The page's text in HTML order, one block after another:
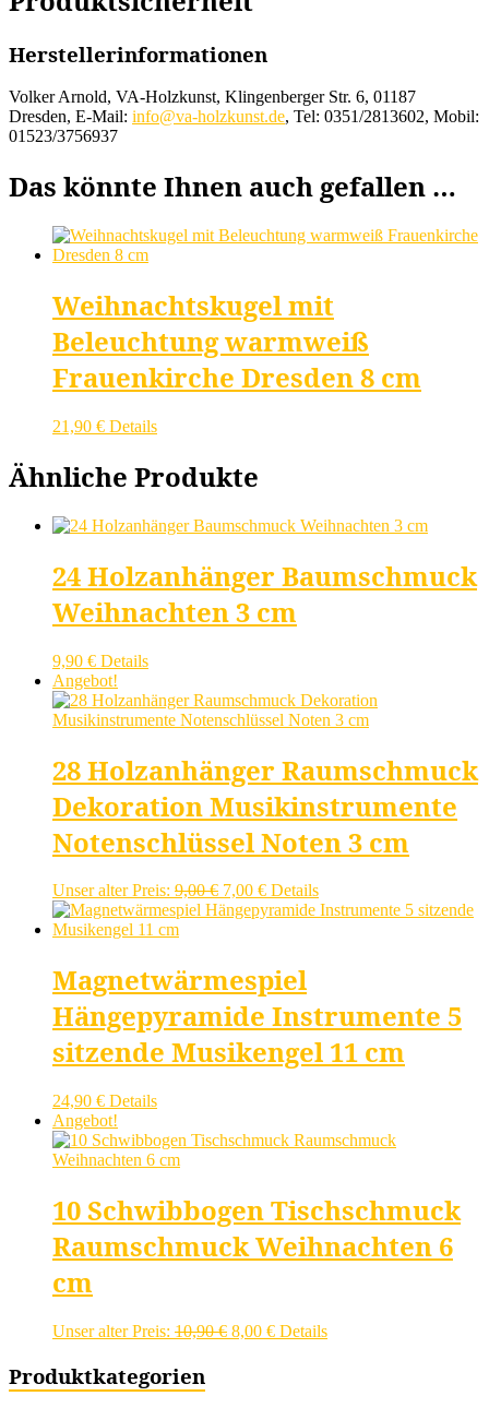
Herstellerinformationen
Volker Arnold, VA-Holzkunst, Klingenberger Str. 6, 01187
Dresden, E-Mail: info@va-holzkunst.de, Tel: 0351/2813602, Mobil:
01523/3756937
Das könnte Ihnen auch gefallen …
Weihnachtskugel mit
Beleuchtung warmweiß
Frauenkirche Dresden 8 cm
21,90 € Details
Ähnliche Produkte
24 Holzanhänger Baumschmuck
Weihnachten 3 cm
9,90 € Details
Angebot!
28 Holzanhänger Raumschmuck
Dekoration Musikinstrumente
Notenschlüssel Noten 3 cm
Unser alter Preis: 9,00€ Ursprünglicher
Preis
7,00 €Aktueller
Preis
Details
Magnetwärmespiel
Hängepyramide Instrumente 5
sitzende Musikengel 11 cm
24,90 € Details
Angebot!
10 Schwibbogen Tischschmuck
Raumschmuck Weihnachten 6
cm
Unser alter Preis: 10,90€ Ursprünglicher
8,00 €Aktueller
Details
Produktkategorien